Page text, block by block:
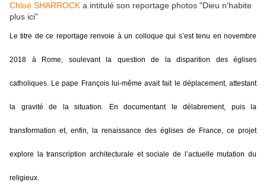
Chloé SHARROCK a intitulé son reportage photos "Dieu n'habite
plus ici"
Le titre de ce reportage renvoie à un colloque qui s’est tenu en novembre
2018 à Rome, soulevant la question de la disparition des églises
catholiques. Le pape François lui-même avait fait le déplacement, attestant
la gravité de la situation. En documentant le délabrement, puis la
transformation et, enfin, la renaissance des églises de France, ce projet
explore la transcription architecturale et sociale de l’actuelle mutation du
religieux.